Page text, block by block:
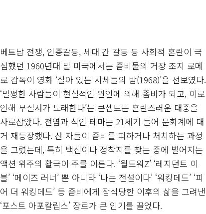
베트남 전쟁, 인종갈등, 세대 간 갈등 등 사회적 혼란이 극
심했던 1960년대 말 미국에서는 좀비물의 거장 조지 로메
로 감독이 영화 ‘살아 있는 시체들의 밤(1968)’을 선보였다.
‘멀쩡한 사람들이 현실적인 원인에 의해 좀비가 되고, 이로
인해 무질서가 도래한다’는 콘셉트는 혼란스러운 대중을
사로잡았다. 전염과 식인 테마는 21세기 들어 문화계에 대
거 재등장했다. 산 자들이 좀비를 피하거나 처치하는 과정
을 그렸는데, 특히 백신이나 정착지를 찾는 중에 벌어지는
액션 위주의 활극이 주를 이룬다. ‘월드워Z’ ‘레지던트 이
블’ ‘메이즈 러너’ 뿐 아니라 ‘나는 전설이다’ ‘워킹데드’ ‘피
어 더 워킹데드’ 등 좀비에게 잠식당한 이후의 삶을 그려낸
‘포스트 아포칼립스’ 장르가 큰 인기를 끌었다.